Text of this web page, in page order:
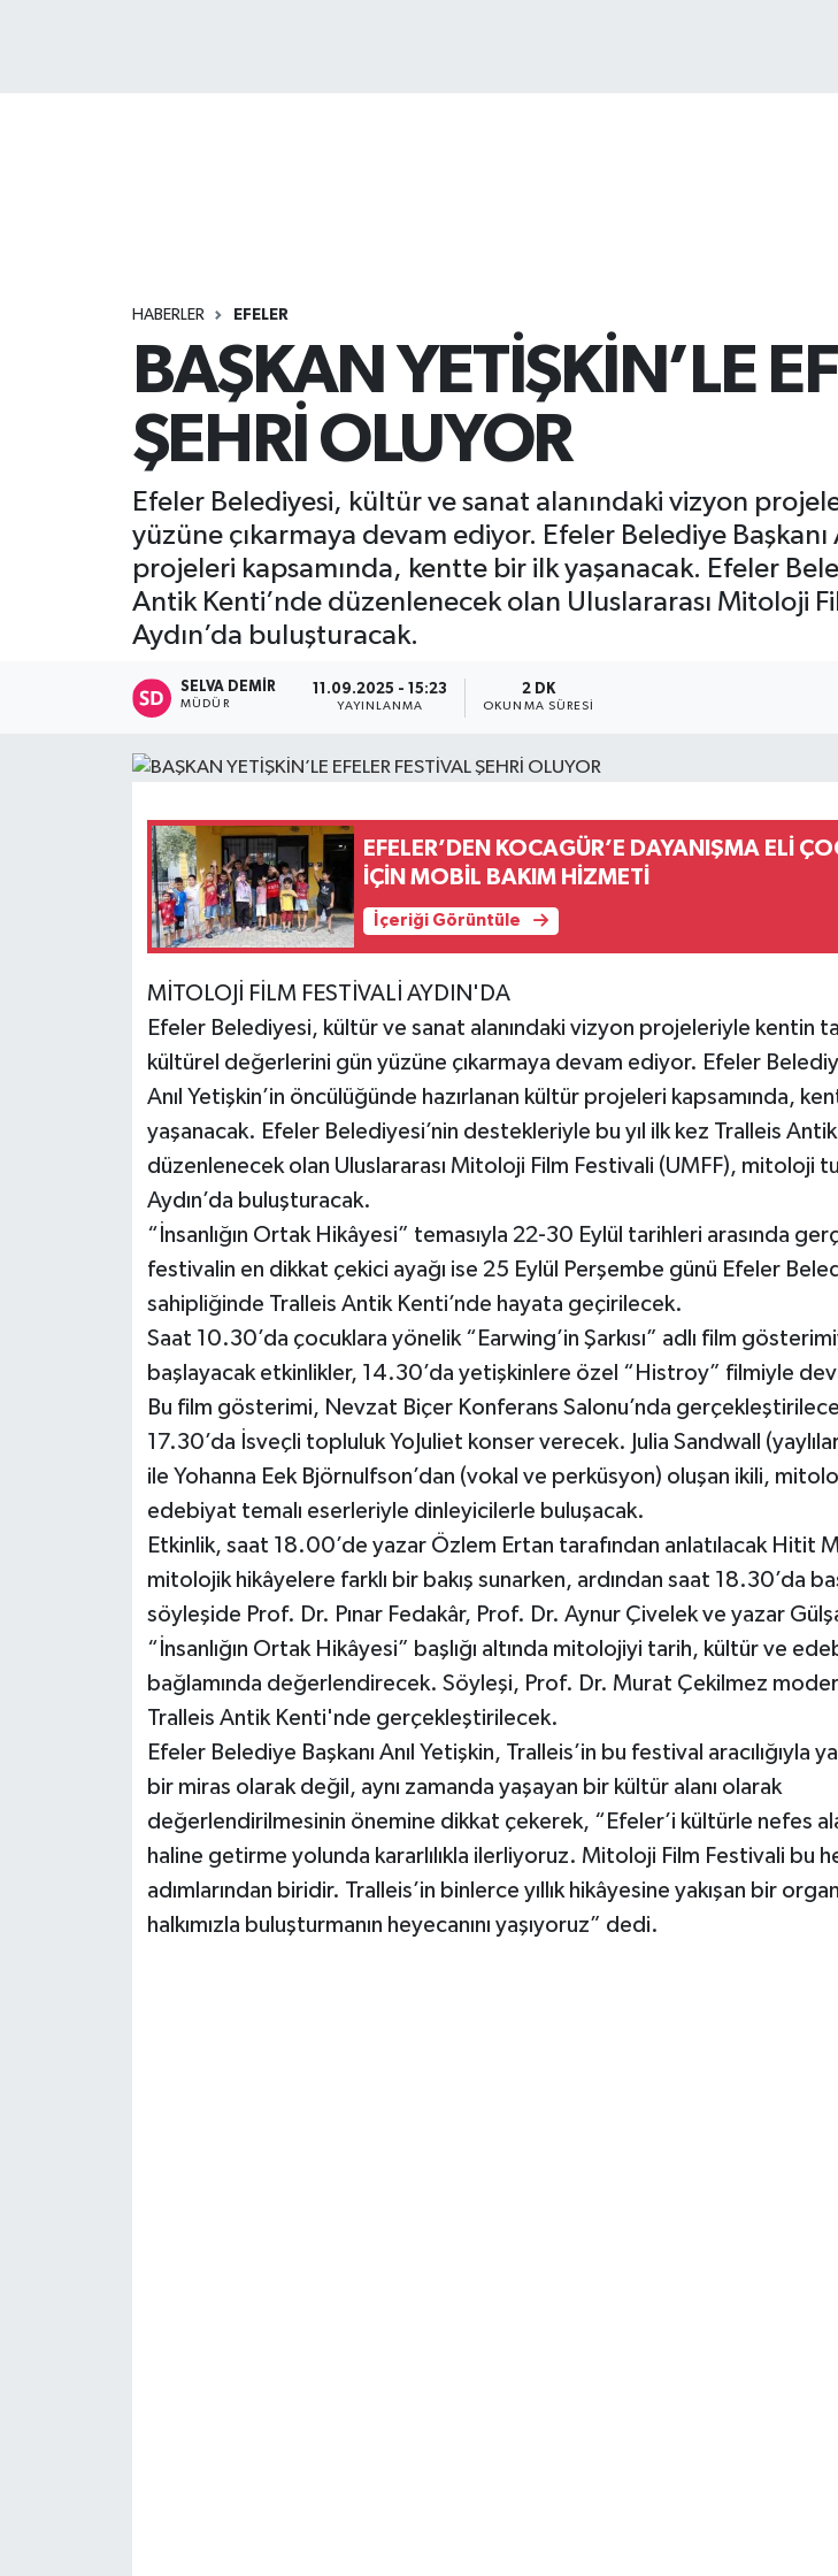
HABERLER EFELER
BAŞKAN YETİŞKİN’LE
ŞEHRİ OLUYOR
Efeler Belediyesi, kültür ve sanat alanındaki vizyon
yüzüne çıkarmaya devam ediyor. Efeler Belediye
projeleri kapsamında, kentte bir ilk yaşanacak. Efeler
Antik Kenti’nde düzenlenecek olan Uluslararası Mitoloji
Aydın’da buluşturacak.
SELVA DEMIR
MÜDÜR
11.09.2025 - 15:23
YAYINLANMA
2 DK
OKUNMA SÜRESI
EFELER’DEN KOCAGÜR’E DAYANIŞMA ELİ
İÇİN MOBİL BAKIM HİZMETİ
İçeriği Görüntüle
MİTOLOJİ FİLM FESTİVALİ AYDIN'DA
Efeler Belediyesi, kültür ve sanat alanındaki vizyon projeleriyle kentin
kültürel değerlerini gün yüzüne çıkarmaya devam ediyor. Efeler
Anıl Yetişkin’in öncülüğünde hazırlanan kültür projeleri kapsamında,
yaşanacak. Efeler Belediyesi’nin destekleriyle bu yıl ilk kez Tralleis
düzenlenecek olan Uluslararası Mitoloji Film Festivali (UMFF), mitoloji
Aydın’da buluşturacak.
“İnsanlığın Ortak Hikâyesi” temasıyla 22-30 Eylül tarihleri arasında
festivalin en dikkat çekici ayağı ise 25 Eylül Perşembe günü Efeler
sahipliğinde Tralleis Antik Kenti’nde hayata geçirilecek.
Saat 10.30’da çocuklara yönelik “Earwing’in Şarkısı” adlı film
başlayacak etkinlikler, 14.30’da yetişkinlere özel “Histroy” filmiyle
Bu film gösterimi, Nevzat Biçer Konferans Salonu’nda
17.30’da İsveçli topluluk YoJuliet konser verecek. Julia Sandwall
ile Yohanna Eek Björnulfson’dan (vokal ve perküsyon) oluşan ikili,
edebiyat temalı eserleriyle dinleyicilerle buluşacak.
Etkinlik, saat 18.00’de yazar Özlem Ertan tarafından anlatılacak Hitit
mitolojik hikâyelere farklı bir bakış sunarken, ardından saat 18.30’da
söyleşide Prof. Dr. Pınar Fedakâr, Prof. Dr. Aynur Çivelek ve yazar
“İnsanlığın Ortak Hikâyesi” başlığı altında mitolojiyi tarih, kültür ve
bağlamında değerlendirecek. Söyleşi, Prof. Dr. Murat Çekilmez
Tralleis Antik Kenti'nde gerçekleştirilecek.
Efeler Belediye Başkanı Anıl Yetişkin, Tralleis’in bu festival aracılığıyla
bir miras olarak değil, aynı zamanda yaşayan bir kültür alanı olarak
değerlendirilmesinin önemine dikkat çekerek, “Efeler’i kültürle nefes
haline getirme yolunda kararlılıkla ilerliyoruz. Mitoloji Film Festivali bu
adımlarından biridir. Tralleis’in binlerce yıllık hikâyesine yakışan bir
halkımızla buluşturmanın heyecanını yaşıyoruz” dedi.